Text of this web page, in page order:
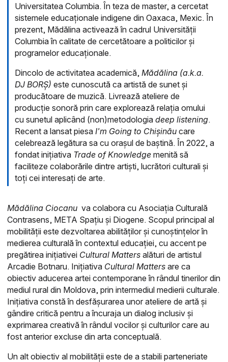
Universitatea Columbia. În teza de master, a cercetat
sistemele educaționale indigene din Oaxaca, Mexic. În
prezent, Mădălina activează în cadrul Universității
Columbia în calitate de cercetătoare a politicilor și
programelor educaționale.
Dincolo de activitatea academică, Mădălina (a.k.a.
DJ BORȘ) este cunoscută ca artistă de sunet și
producătoare de muzică. Livrează ateliere de
producție sonoră prin care explorează relația omului
cu sunetul aplicând (non)metodologia deep listening.
Recent a lansat piesa I'm Going to Chișinău care
celebrează legătura sa cu orașul de baștină. În 2022, a
fondat inițiativa Trade of Knowledge menită să
faciliteze colaborările dintre artiști, lucrători culturali și
toți cei interesați de arte.
Mădălina Ciocanu va colabora cu Asociația Culturală
Contrasens, META Spațiu și Diogene. Scopul principal al
mobilității este dezvoltarea abilităților și cunoștințelor în
medierea culturală în contextul educației, cu accent pe
pregătirea inițiativei Cultural Matters alături de artistul
Arcadie Botnaru. Inițiativa Cultural Matters are ca
obiectiv aducerea artei contemporane în rândul tinerilor din
mediul rural din Moldova, prin intermediul medierii culturale.
Inițiativa constă în desfășurarea unor ateliere de artă și
gândire critică pentru a încuraja un dialog inclusiv și
exprimarea creativă în rândul vocilor și culturilor care au
fost anterior excluse din arta conceptuală.
Un alt obiectiv al mobilității este de a stabili parteneriate